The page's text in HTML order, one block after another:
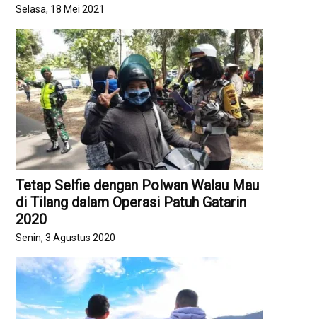
Selasa, 18 Mei 2021
Tetap Selfie dengan Polwan Walau Mau
di Tilang dalam Operasi Patuh Gatarin
2020
Senin, 3 Agustus 2020